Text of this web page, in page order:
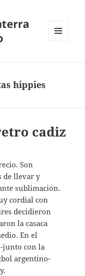
hippies
cadiz
Son
de llevar y
sublimación.
cordial con
decidieron
la casaca
En el
junto con la
argentino-